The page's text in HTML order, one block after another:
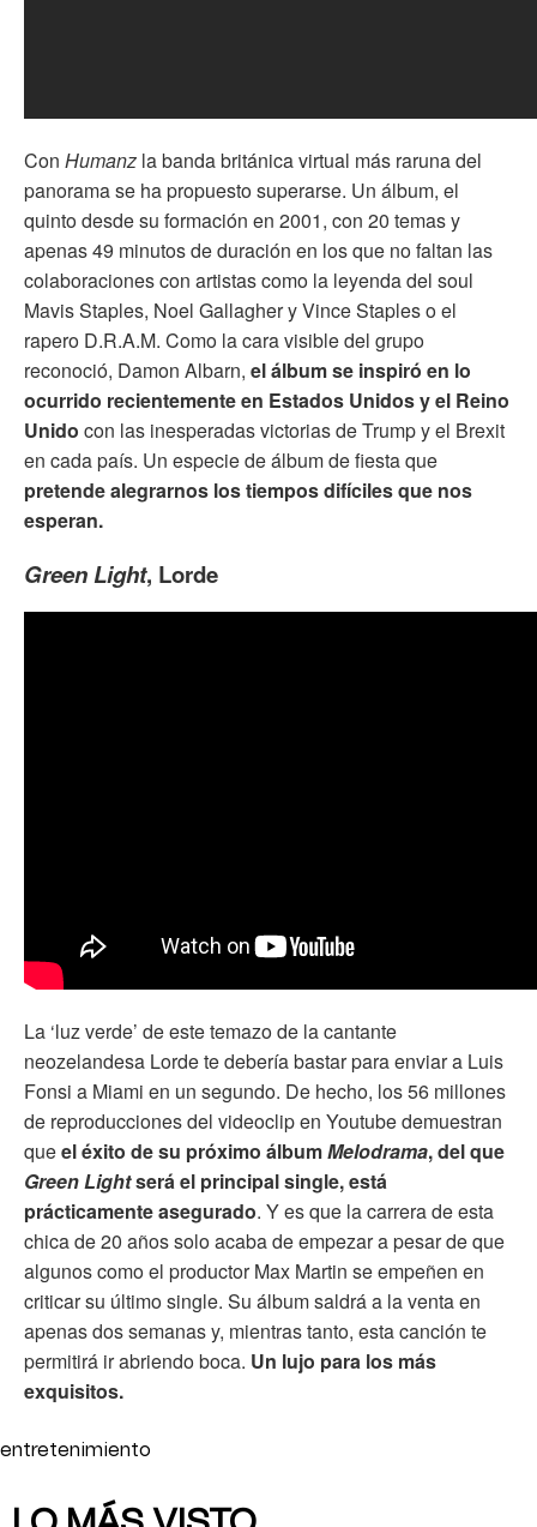
Con Humanz la banda británica virtual más raruna del
panorama se ha propuesto superarse. Un álbum, el
quinto desde su formación en 2001, con 20 temas y
apenas 49 minutos de duración en los que no faltan las
colaboraciones con artistas como la leyenda del soul
Mavis Staples, Noel Gallagher y Vince Staples o el
rapero D.R.A.M. Como la cara visible del grupo
reconoció, Damon Albarn, el álbum se inspiró en lo
ocurrido recientemente en Estados Unidos y el Reino
Unido con las inesperadas victorias de Trump y el Brexit
en cada país. Un especie de álbum de fiesta que
pretende alegrarnos los tiempos difíciles que nos
esperan.
Green Light, Lorde
La ‘luz verde’ de este temazo de la cantante
neozelandesa Lorde te debería bastar para enviar a Luis
Fonsi a Miami en un segundo. De hecho, los 56 millones
de reproducciones del videoclip en Youtube demuestran
queel éxito de su próximo álbumMelodrama, del que
Green Lightserá el principal single, está
prácticamente asegurado. Y es que la carrera de esta
chica de 20 años solo acaba de empezar a pesar de que
algunos como el productor Max Martin se empeñen en
criticar su último single. Su álbum saldrá a la venta en
apenas dos semanas y, mientras tanto, esta canción te
permitirá ir abriendo boca. Un lujo para los más
exquisitos.
entretenimiento